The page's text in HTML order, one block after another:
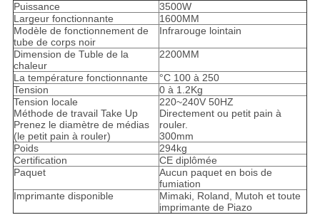
Puissance
3500W
Largeur fonctionnante
1600MM
Modèle de fonctionnement de
tube de corps noir
Infrarouge lointain
Dimension de Tuble de la
chaleur
2200MM
La température fonctionnante
°C 100 à 250
Tension
0 à 1.2Kg
Tension locale
Méthode de travail Take Up
Prenez le diamètre de médias
(le petit pain à rouler)
220~240V 50HZ
Directement ou petit pain à
rouler.
300mm
Poids
294kg
Certification
CE diplômée
Paquet
Aucun paquet en bois de
fumiation
Imprimante disponible
Mimaki, Roland, Mutoh et toute
imprimante de Piazo